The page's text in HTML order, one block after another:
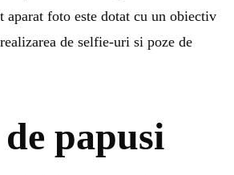
aparat foto este dotat cu un obiectiv
de selfie-uri si poze de
papusi